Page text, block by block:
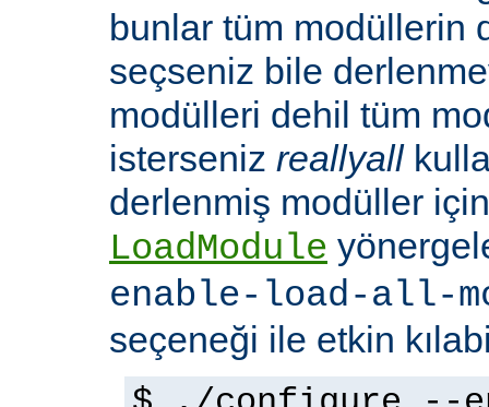
bunlar tüm modüllerin
seçseniz bile
modülleri dehil tüm
isterseniz reallyall
derlenmiş modüller
LoadModule
enable-load-all-
seçeneği ile etkin